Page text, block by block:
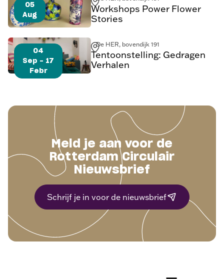
05
Aug
Workshops Power Flower
Stories
04
Sep - 17
Febr
De HER, bovendijk 191
Tentoonstelling: Gedragen
Verhalen
Meld je aan voor de
Rotterdam Circulair
Nieuwsbrief
Schrijf je in voor de nieuwsbrief